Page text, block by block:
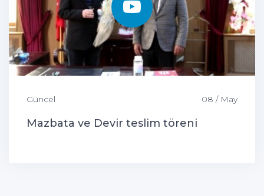
Güncel 08 / May
Mazbata ve Devir teslim töreni